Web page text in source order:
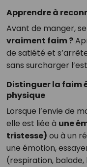
Apprendre à
Avant de manger,
vraiment faim ?
de satiété et
sans surcharger
Distinguer la faim
physique
Lorsque l’envie de
elle est liée à une
tristesse) ou à un
une émotion,
(respiration,